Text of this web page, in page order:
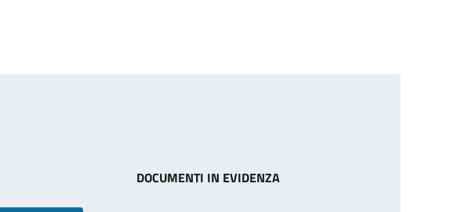
DOCUMENTI IN EVIDENZA